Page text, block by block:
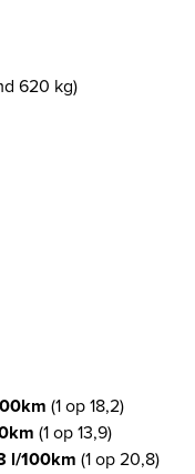
620 kg)
(1 op 18,2)
(1 op 13,9)
l/100km (1 op 20,8)